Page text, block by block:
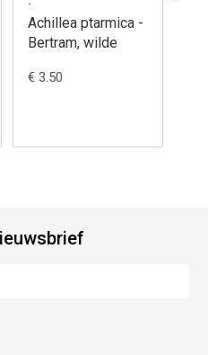
Achillea ptarmica -
Bertram, wilde
€ 3.50